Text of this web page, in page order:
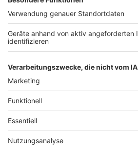
Warnstreik: Busse und Bahnen
Tödlicher Unfall auf A61 bei
Wasserrohrbruch in Pulheim-
Anzeige